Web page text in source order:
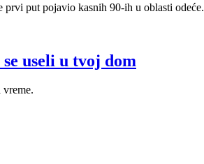
prvi put pojavio kasnih 90-ih u oblasti odeće.
useli u tvoj dom
vreme.